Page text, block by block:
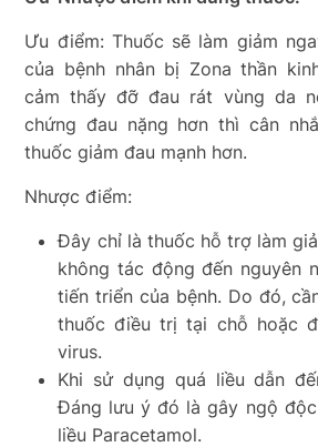
Ưu điểm: Thuốc sẽ làm giảm
của bệnh nhân bị Zona thần
cảm thấy đỡ đau rát vùng da
chứng đau nặng hơn thì cân
thuốc giảm đau mạnh hơn.
Nhược điểm:
Đây chỉ là thuốc hỗ trợ làm
không tác động đến nguyên
tiến triển của bệnh. Do đó,
thuốc điều trị tại chỗ hoặc
virus.
Khi sử dụng quá liều dẫn
Đáng lưu ý đó là gây ngộ
liều Paracetamol.